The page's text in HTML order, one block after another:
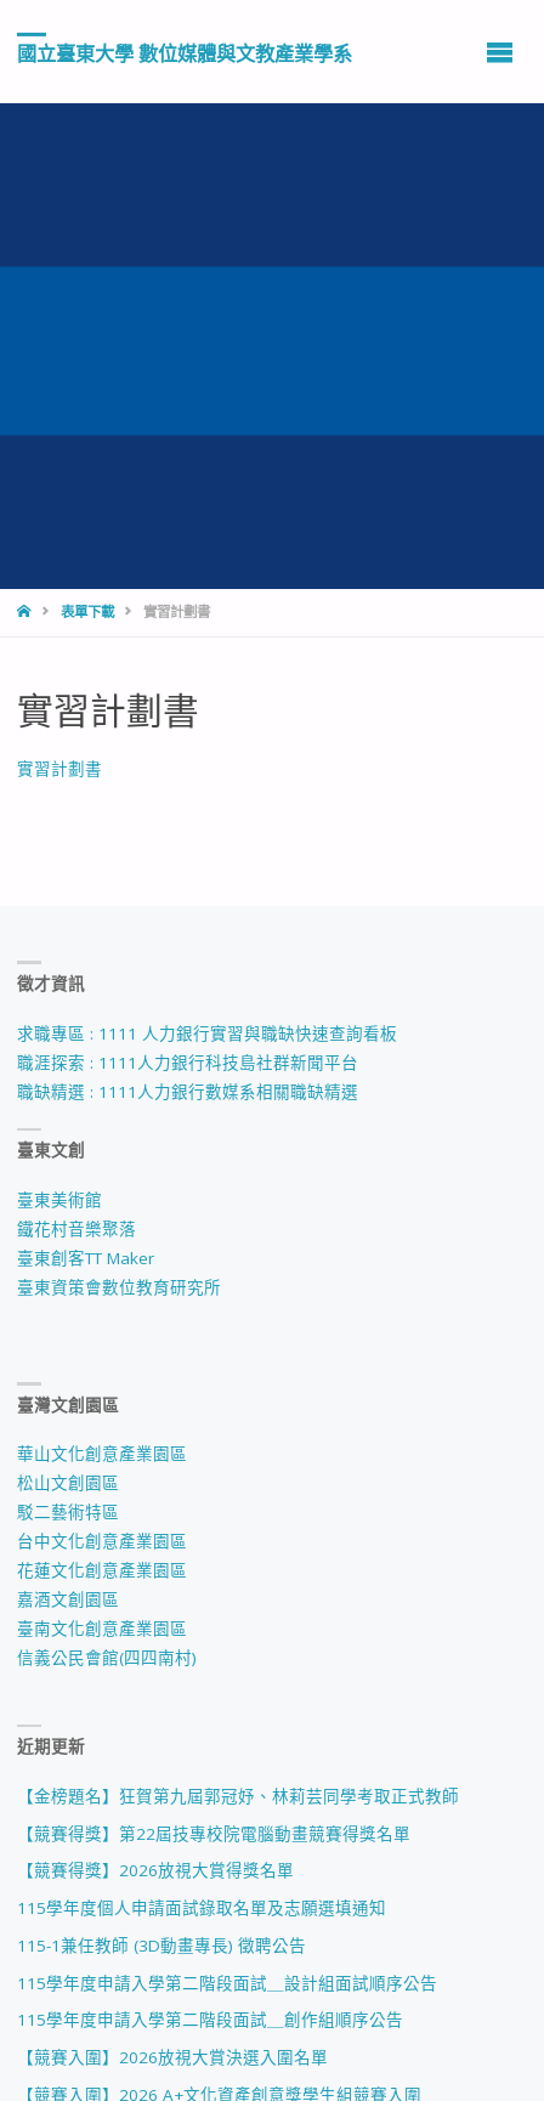
國立臺東大學 數位媒體與文教產業學系
HOME表單下載 實習計劃書
實習計劃書
實習計劃書
徵才資訊
求職專區 : 1111 人力銀行實習與職缺快速查詢看板
職涯探索 : 1111人力銀行科技島社群新聞平台
職缺精選 : 1111人力銀行數媒系相關職缺精選
臺東文創
臺東美術館
鐵花村音樂聚落
臺東創客TT Maker
臺東資策會數位教育研究所
臺灣文創園區
華山文化創意產業園區
松山文創園區
駁二藝術特區
台中文化創意產業園區
花蓮文化創意產業園區
嘉酒文創園區
臺南文化創意產業園區
信義公民會館(四四南村)
近期更新
【金榜題名】狂賀第九屆郭冠妤、林莉芸同學考取正式教師
【競賽得獎】第22屆技專校院電腦動畫競賽得獎名單
【競賽得獎】2026放視大賞得獎名單
115學年度個人申請面試錄取名單及志願選填通知
115-1兼任教師 (3D動畫專長) 徵聘公告
115學年度申請入學第二階段面試＿設計組面試順序公告
115學年度申請入學第二階段面試＿創作組順序公告
【競賽入圍】2026放視大賞決選入圍名單
【競賽入圍】2026 A+文化資產創意獎學生組競賽入圍